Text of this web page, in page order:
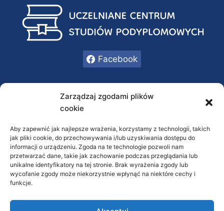
Zarządzaj zgodami plików
cookie
Aby zapewnić jak najlepsze wrażenia, korzystamy z technologii, takich
jak pliki cookie, do przechowywania i/lub uzyskiwania dostępu do
informacji o urządzeniu. Zgoda na te technologie pozwoli nam
przetwarzać dane, takie jak zachowanie podczas przeglądania lub
unikalne identyfikatory na tej stronie. Brak wyrażenia zgody lub
wycofanie zgody może niekorzystnie wpłynąć na niektóre cechy i
funkcje.
Facebook
O nas
Kontakt
RODO / Polityka prywatności
FAQ